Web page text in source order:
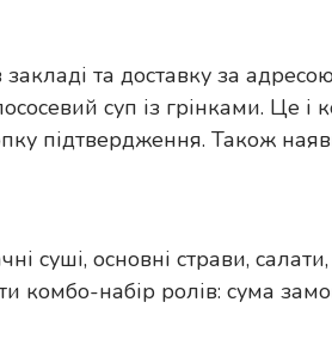
та доставку за
суп із грінками. Це
підтвердження. Також
суші, основні страви,
комбо-набір ролів: сума